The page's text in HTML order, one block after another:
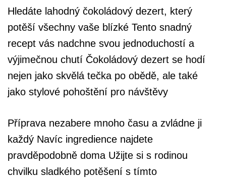
Hledáte lahodný čokoládový dezert, který
potěší všechny vaše blízké Tento snadný
recept vás nadchne svou jednoduchostí a
výjimečnou chutí Čokoládový dezert se hodí
nejen jako skvělá tečka po obědě, ale také
jako stylové pohoštění pro návštěvy
Příprava nezabere mnoho času a zvládne ji
každý Navíc ingredience najdete
pravděpodobně doma Užijte si s rodinou
chvilku sladkého potěšení s tímto